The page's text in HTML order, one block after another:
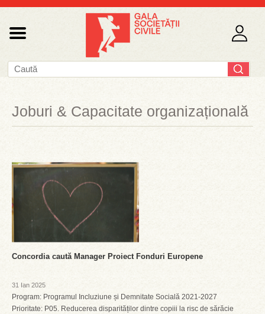
Joburi & Capacitate organizațională
Concordia caută Manager Proiect Fonduri Europene
31 Ian 2025
Program: Programul Incluziune și Demnitate Socială 2021-2027
Prioritate: P05. Reducerea disparităților dintre copiii la risc de sărăcie